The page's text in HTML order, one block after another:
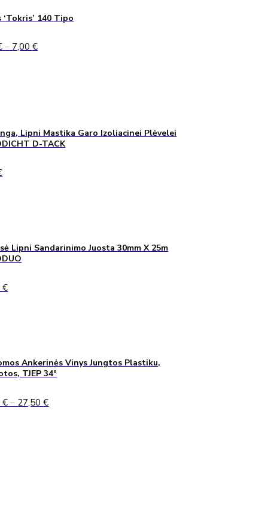
‘Tokris’ 140 Tipo
– 7,00€Price
Lipni Mastika Garo Izoliacinei Plėvelei
D-TACK
Lipni Sandarinimo Juosta 30mm X 25m
€
Ankerinės Vinys Jungtos Plastiku,
TJEP 34°
€ – 27,50€Price